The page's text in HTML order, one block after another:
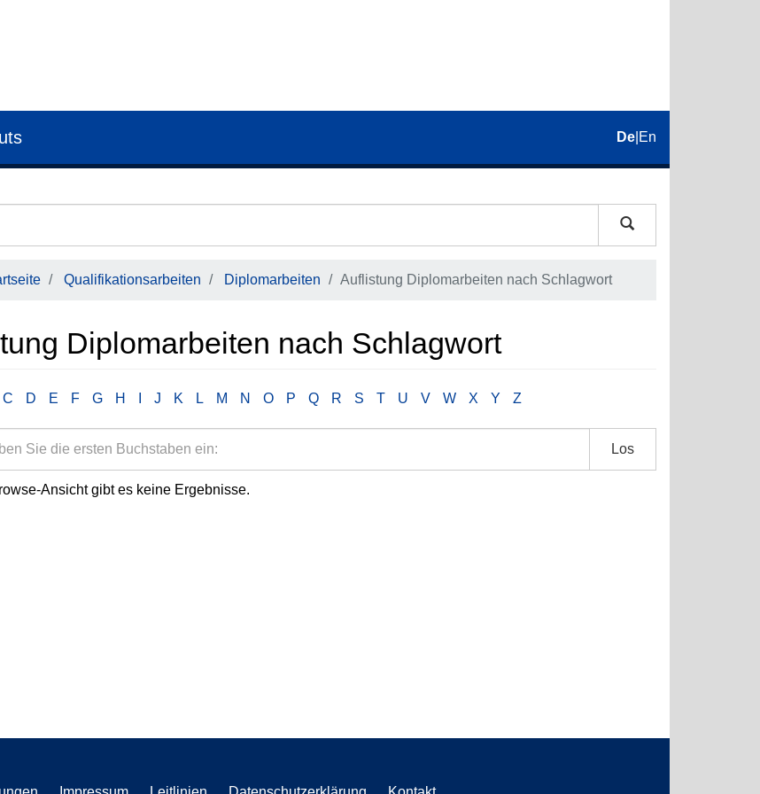
De En
Qualifikationsarbeiten Diplomarbeiten Auflistung Diplomarbeiten nach Schlagwort
Diplomarbeiten nach Schlagwort
C D E F G H J K L M N O P Q R S T U V W X Y Z
Los
Ansicht gibt es keine Ergebnisse.